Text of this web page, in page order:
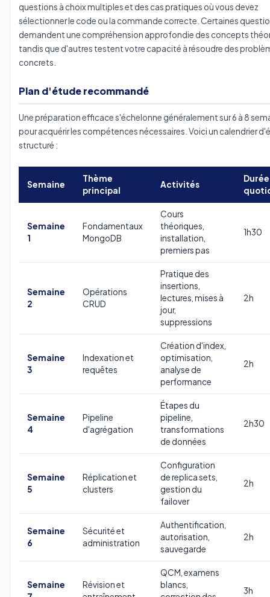
questions à choix multiples et des cas pratiques où vous devez
sélectionner le code ou la commande correcte. Certaines
demandent une compréhension approfondie des concepts
tandis que d'autres testent votre capacité à résoudre des
concrets.
Plan d'étude recommandé
Une préparation efficace s'échelonne généralement sur 6 à 8
pour acquérir les compétences nécessaires. Voici un calendrier
structuré :
Semaine
Thème
principal
Activités
Durée
Semaine
1
Fondamentaux
MongoDB
Cours
théoriques,
installation,
premiers pas
1h30
Semaine
2
Opérations
CRUD
Pratique des
insertions,
lectures, mises à
jour,
suppressions
2h
Semaine
3
Indexation et
requêtes
Création d'index,
optimisation,
analyse de
performance
2h
Semaine
4
Pipeline
d'agrégation
Étapes du
pipeline,
transformations
de données
2h30
Semaine
5
Réplication et
clusters
Configuration
de replica sets,
gestion du
failover
2h
Semaine
6
Sécurité et
administration
Authentification,
autorisation,
sauvegarde
2h
Semaine
Révision et
QCM, examens
blancs,
3h